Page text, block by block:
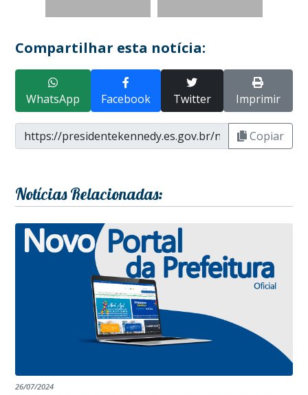
Compartilhar esta notícia:
WhatsApp Facebook Twitter Imprimir
Copiar
Notícias Relacionadas:
26/07/2024